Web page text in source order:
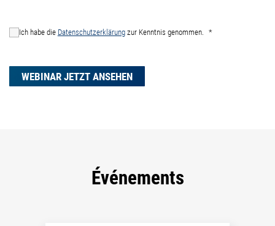
Ich habe die Datenschutzerklärungzur Kenntnis genommen.
WEBINAR JETZT ANSEHEN
Événements